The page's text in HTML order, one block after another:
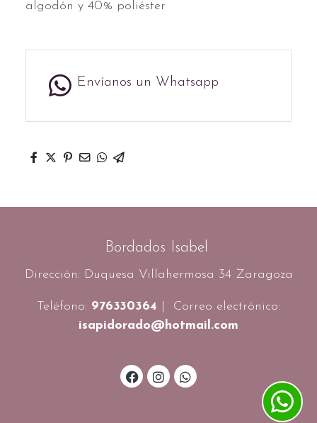
algodón y 40% poliéster
Envíanos un Whatsapp
Bordados Isabel
Dirección: Duquesa Villahermosa 34 Zaragoza
Teléfono: 976330364 | Correo electrónico:
isapidorado@hotmail.com